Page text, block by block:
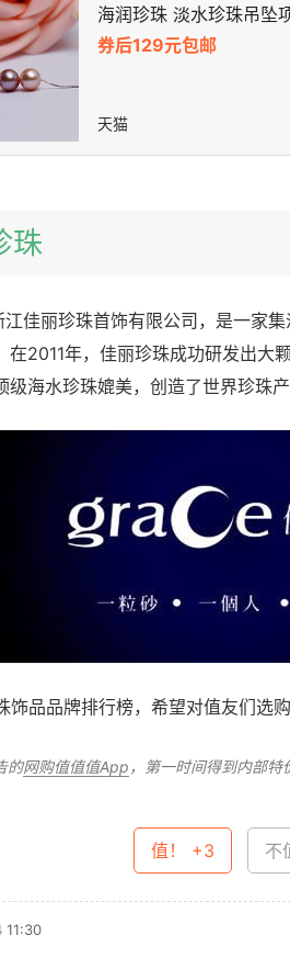
海润珍珠 淡水珍珠吊坠
券后129元包邮
天猫
珠
江佳丽珍珠首饰有限公司，是一家
在2011年，佳丽珍珠成功研发出
级海水珍珠媲美，创造了世界珍珠
饰品品牌排行榜，希望对值友们选
的网购值值值App ，第一时间得到内部特
值！ +3 不
11:30